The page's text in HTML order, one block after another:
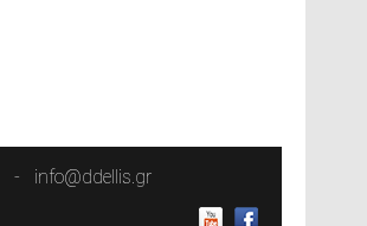
info@ddellis.gr